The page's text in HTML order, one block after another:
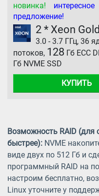
новинка! интересное
предложение!
2 * Xeon
3.0 - 3.7 ГГц, 36
потоков, 128 Гб ECC
Гб NVME SSD
КУПИТЬ
Возможность RAID (для
быстрее): NVME
виде двух по 512 Гб и
программный RAID на
настроим бесплатно,
Linux уточните у